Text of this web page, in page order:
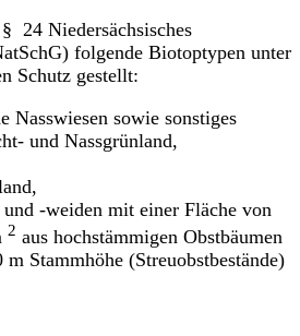
24 Niedersächsisches
folgende Biotoptypen unter
Schutz gestellt:
Nasswiesen sowie sonstiges
und Nassgrünland,
und -weiden mit einer Fläche von
2 aus hochstämmigen Obstbäumen
Stammhöhe (Streuobstbestände)